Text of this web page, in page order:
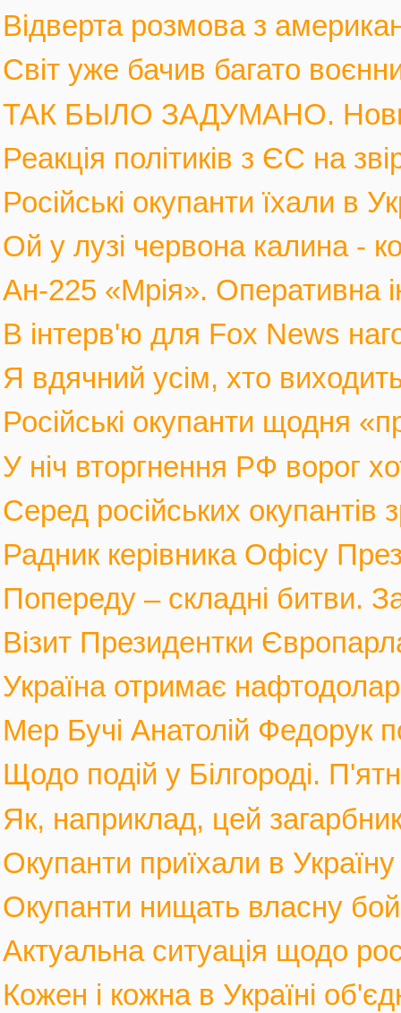
Відверта розмова з
Світ уже бачив багато
ТАК БЫЛО ЗАДУМАНО.
Реакція політиків з ЄС на
Російські окупанти їхали в
Ой у лузі червона калина -
Ан-225 «Мрія». Оперативна
В інтерв'ю для Fox News
Я вдячний усім, хто
Російські окупанти щодня
У ніч вторгнення РФ ворог
Серед російських
Радник керівника Офісу
Попереду – складні битви.
Візит Президентки
Україна отримає
Мер Бучі Анатолій Федорук
Щодо подій у Білгороді.
Як, наприклад, цей
Окупанти приїхали в
Окупанти нищать власну
Актуальна ситуація щодо
Кожен і кожна в Україні